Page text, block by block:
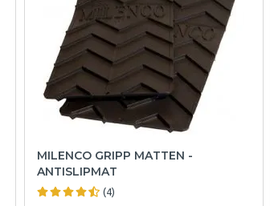
MILENCO GRIPP MATTEN -
ANTISLIPMAT
(4)